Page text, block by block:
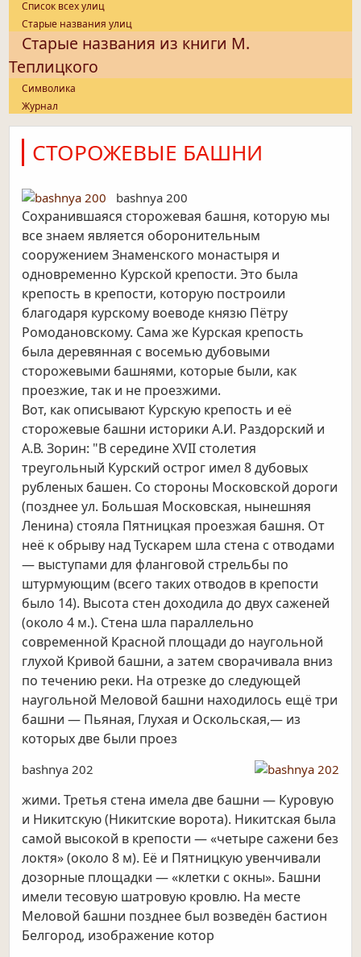
Список всех улиц
Старые названия улиц
Старые названия из книги М.
Теплицкого
Символика
Журнал
СТОРОЖЕВЫЕ БАШНИ
bashnya 200
Сохранившаяся сторожевая башня, которую мы
все знаем является оборонительным
сооружением Знаменского монастыря и
одновременно Курской крепости. Это была
крепость в крепости, которую построили
благодаря курскому воеводе князю Пётру
Ромодановскому. Сама же Курская крепость
была деревянная с восемью дубовыми
сторожевыми башнями, которые были, как
проезжие, так и не проезжими.
Вот, как описывают Курскую крепость и её
сторожевые башни историки А.И. Раздорский и
А.В. Зорин: "В середине XVII столетия
треугольный Курский острог имел 8 дубовых
рубленых башен. Со стороны Московской дороги
(позднее ул. Большая Московская, нынешняя
Ленина) стояла Пятницкая проезжая башня. От
неё к обрыву над Тускарем шла стена с отводами
— выступами для фланговой стрельбы по
штурмующим (всего таких отводов в крепости
было 14). Высота стен доходила до двух саженей
(около 4 м.). Стена шла параллельно
современной Красной площади до наугольной
глухой Кривой башни, а затем сворачивала вниз
по течению реки. На отрезке до следующей
наугольной Меловой башни находилось ещё три
башни — Пьяная, Глухая и Оскольская,— из
которых две были проез
bashnya 202
жими. Третья стена имела две башни — Куровую
и Никитскую (Никитские ворота). Никитская была
самой высокой в крепости — «четыре сажени без
локтя» (около 8 м). Её и Пятницкую увенчивали
дозорные площадки — «клетки с окны». Башни
имели тесовую шатровую кровлю. На месте
Меловой башни позднее был возведён бастион
Белгород, изображение котор